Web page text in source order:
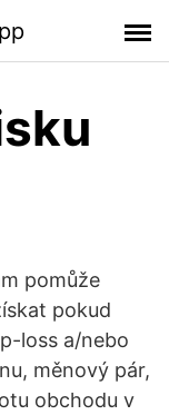
pomůže
pokud
loss a/nebo
měnový pár,
obchodu v